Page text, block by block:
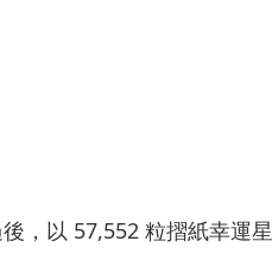
，以 57,552 粒摺紙幸運星